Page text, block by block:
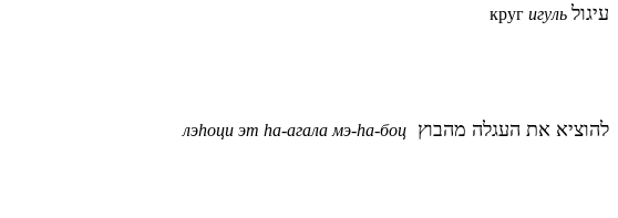
круг игуль עיגול
להוציא את העגלה מהבוץ лэhоци эт hа-агала мэ-hа-боц